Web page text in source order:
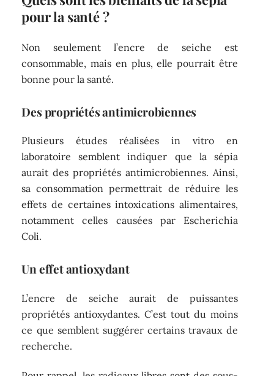
pour la santé ?
Non seulement l’encre de seiche est
consommable, mais en plus, elle pourrait être
bonne pour la santé.
Des propriétés antimicrobiennes
Plusieurs études réalisées in vitro en
laboratoire semblent indiquer que la sépia
aurait des propriétés antimicrobiennes. Ainsi,
sa consommation permettrait de réduire les
effets de certaines intoxications alimentaires,
notamment celles causées par Escherichia
Coli.
Un effet antioxydant
L’encre de seiche aurait de puissantes
propriétés antioxydantes. C’est tout du moins
ce que semblent suggérer certains travaux de
recherche.